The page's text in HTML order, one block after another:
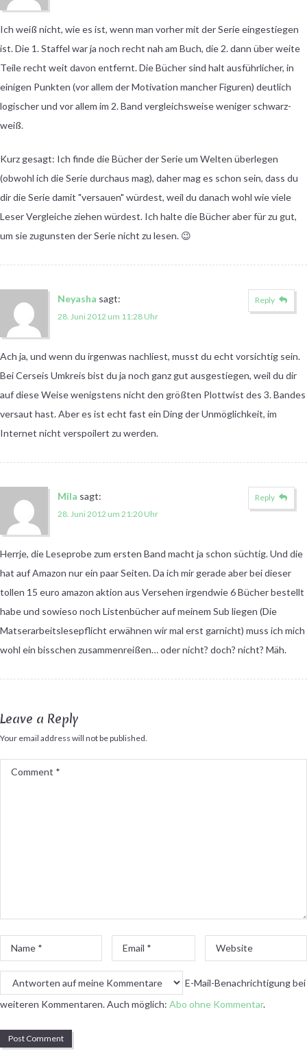
Ich weiß nicht, wie es ist, wenn man vorher mit der Serie eingestiegen
ist. Die 1. Staffel war ja noch recht nah am Buch, die 2. dann über weite
Teile recht weit davon entfernt. Die Bücher sind halt ausführlicher, in
einigen Punkten (vor allem der Motivation mancher Figuren) deutlich
logischer und vor allem im 2. Band vergleichsweise weniger schwarz-
weiß.
Kurz gesagt: Ich finde die Bücher der Serie um Welten überlegen
(obwohl ich die Serie durchaus mag), daher mag es schon sein, dass du
dir die Serie damit "versauen" würdest, weil du danach wohl wie viele
Leser Vergleiche ziehen würdest. Ich halte die Bücher aber für zu gut,
um sie zugunsten der Serie nicht zu lesen. 😉
Neyasha sagt:
28. Juni 2012 um 11:28 Uhr
Ach ja, und wenn du irgenwas nachliest, musst du echt vorsichtig sein.
Bei Cerseis Umkreis bist du ja noch ganz gut ausgestiegen, weil du dir
auf diese Weise wenigstens nicht den größten Plottwist des 3. Bandes
versaut hast. Aber es ist echt fast ein Ding der Unmöglichkeit, im
Internet nicht verspoilert zu werden.
Reply
Mila sagt:
28. Juni 2012 um 21:20 Uhr
Herrje, die Leseprobe zum ersten Band macht ja schon süchtig. Und die
hat auf Amazon nur ein paar Seiten. Da ich mir gerade aber bei dieser
tollen 15 euro amazon aktion aus Versehen irgendwie 6 Bücher bestellt
habe und sowieso noch Listenbücher auf meinem Sub liegen (Die
Matserarbeitslesepflicht erwähnen wir mal erst garnicht) muss ich mich
wohl ein bisschen zusammenreißen… oder nicht? doch? nicht? Mäh.
Reply
Leave a Reply
Your email address will not be published.
Comment
Name
*
Email
*
Website
E-Mail-Benachrichtigung bei
weiteren Kommentaren. Auch möglich: Abo ohne Kommentar.